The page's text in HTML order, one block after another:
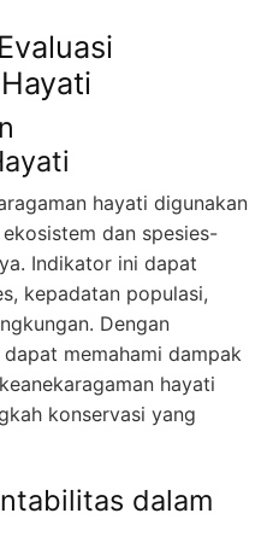
hayati digunakan
dan spesies-
Indikator ini dapat
kepadatan populasi,
Dengan
memahami dampak
hayati
konservasi yang
dalam